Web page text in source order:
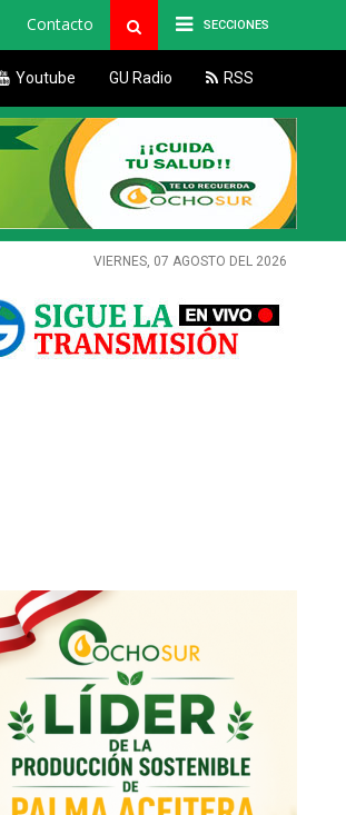
SECCIONES
Contacto
Youtube GU Radio RSS
VIERNES, 07 AGOSTO DEL 2026